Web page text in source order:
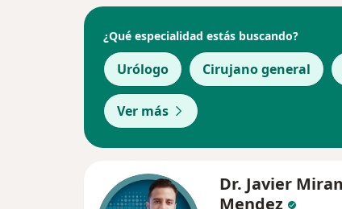
¿Qué especialidad estás buscando?
Urólogo Cirujano general
Ver más
Dr. Javier
Mendez